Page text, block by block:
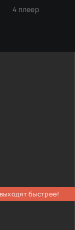
4 плеер
быстрее!